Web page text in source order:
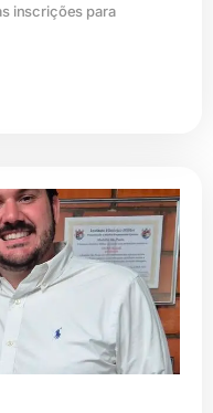
inscrições para